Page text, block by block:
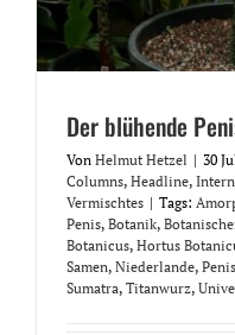
Der blühende
Von Helmut Hetzel | 30
Columns, Headline,
Vermischtes | Tags:
Penis, Botanik,
Botanicus, Hortus
Samen, Niederlande, Penis
Sumatra, Titanwurz,